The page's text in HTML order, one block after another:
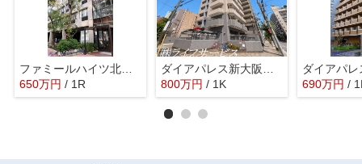
ファミールハイツ北大阪3号棟
650万円 / 1R
800万円 / 1K
ダイアパ
690万円 /